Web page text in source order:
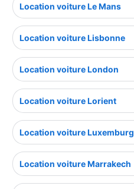
Location voiture Le Mans
Location voiture Lisbonne
Location voiture London
Location voiture Lorient
Location voiture Luxemburg
Location voiture Marrakech